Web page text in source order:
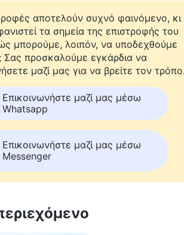
απολαμβάνω τον ελεύθερο χρόνο
αυτό το έργο εδώ και πάνω από
και μελετούσα επιμελώς, θα
και να μπορούσα να αναλάβω το
είμαι ανεύθυνη στο καθήκον
καθημερινά με όσο λιγότερη
τα πράγματα σωστά, να βάζω τα
μηχανικά το καθήκον μου και
Δεν σκεφτόμουν καθόλου το
αποτελούν συχνό φαινόμενο, κι
τα σημεία της επιστροφής του
μπορούμε, λοιπόν, να υποδεχθούμε
Σας προσκαλούμε εγκάρδια να
μαζί μας για να βρείτε τον τρόπο.
Επικοινωνήστε μαζί μας μέσω
Whatsapp
Επικοινωνήστε μαζί μας μέσω
Messenger